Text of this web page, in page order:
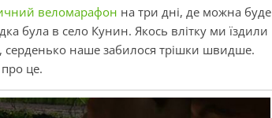
веломарафон на три дні, де можна буде
була в село Кунин. Якось влітку ми їздили
наше забилося трішки швидше.
це.